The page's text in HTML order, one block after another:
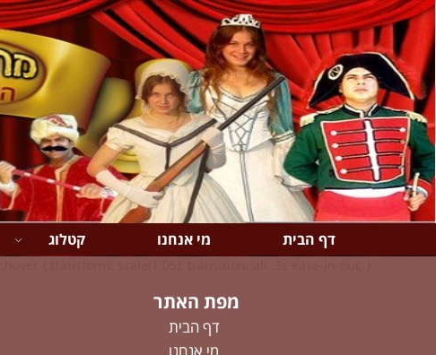
דף הבית מי אנחנו קטלוג
מפת האתר
דף הבית